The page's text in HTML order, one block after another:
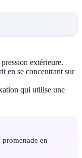
extérieure.
en se concentrant sur
qui utilise une
en